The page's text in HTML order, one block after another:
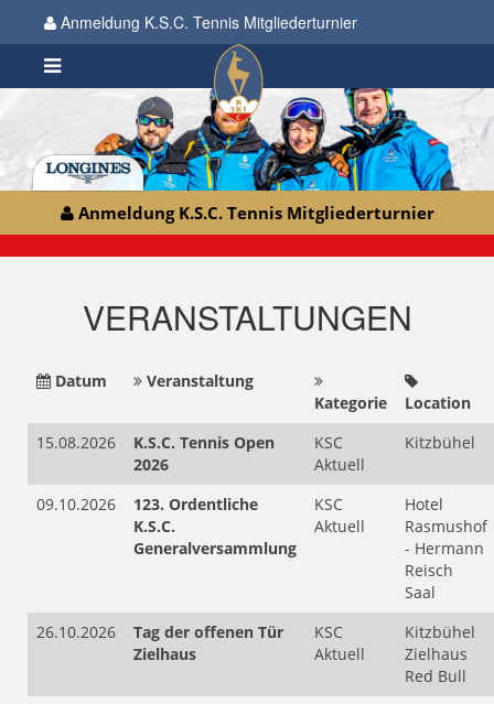
Anmeldung K.S.C. Tennis Mitgliederturnier
Anmeldung K.S.C. Tennis Mitgliederturnier
VERANSTALTUNGEN
Datum
Veranstaltung
Kategorie
Location
15.08.2026
K.S.C. Tennis Open
2026
KSC
Aktuell
Kitzbühel
09.10.2026
123. Ordentliche
K.S.C.
Generalversammlung
KSC
Aktuell
Hotel
Rasmushof
- Hermann
Reisch
Saal
26.10.2026
Tag der offenen Tür
Zielhaus
KSC
Aktuell
Kitzbühel
Zielhaus
Red Bull